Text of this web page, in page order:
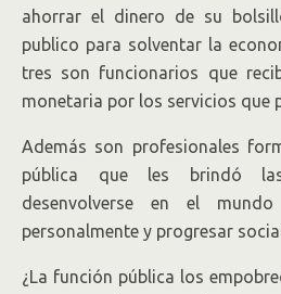
ahorrar el dinero de su
publico para solventar la
tres son funcionarios que
monetaria por los servicios que
Además son profesionales
pública que les brindó
desenvolverse en el
personalmente y progresar
¿La función pública los